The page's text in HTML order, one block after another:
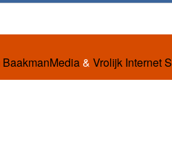
BaakmanMedia& Vrolijk Internet